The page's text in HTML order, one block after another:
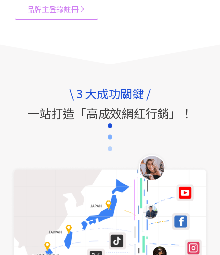
品牌主登錄註冊
\ 3 大成功關鍵 /
一站打造「高成效網紅行銷」！